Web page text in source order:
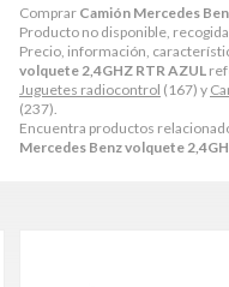
Comprar Camión Mercedes
Producto no disponible, recogida
Precio, información,
volquete 2,4GHZ RTR AZUL
Juguetes radiocontrol (167) y
(237).
Encuentra productos
Mercedes Benz volquete